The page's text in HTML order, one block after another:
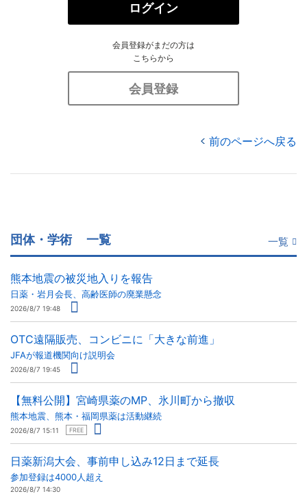
ログイン
会員登録がまだの方は
こちらから
会員登録
前のページへ戻る
団体・学術 一覧 一覧
熊本地震の被災地入りを報告
日薬・岩月会長、高齢医師の廃業懸念
2026/8/7 19:48
OTC遠隔販売、コンビニに「大きな前進」
JFAが報道機関向け説明会
2026/8/7 19:45
【無料公開】宮崎県薬のMP、氷川町から撤収
熊本地震、熊本・福岡県薬は活動継続
2026/8/7 15:11 FREE
日薬新潟大会、事前申し込み12日まで延長
参加登録は4000人超え
2026/8/7 14:30